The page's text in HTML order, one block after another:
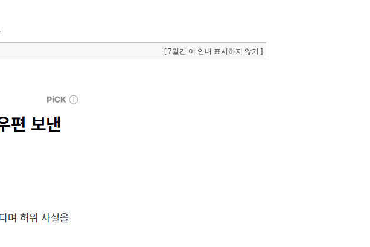
[ 7일간 이 안내 표시하지 않기 ]